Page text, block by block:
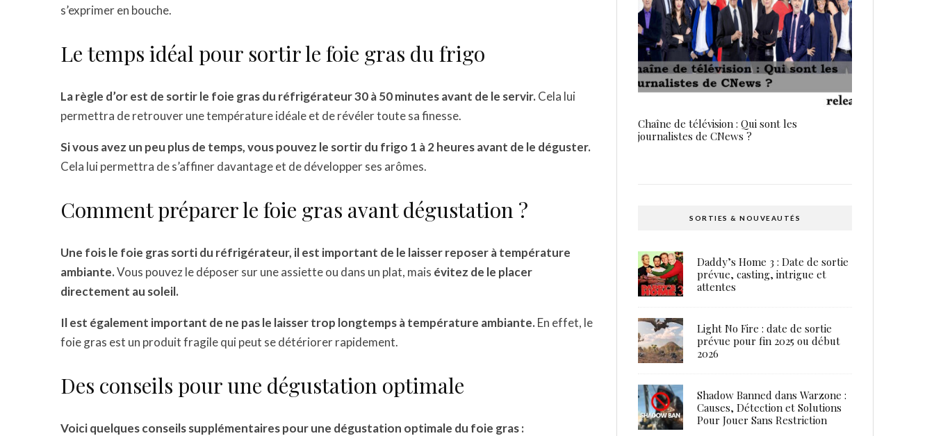
s’exprimer en bouche.
Le temps idéal pour sortir le foie gras du frigo
La règle d’or est de sortir le foie gras du réfrigérateur 30 à 50 minutes avant de le servir.Cela lui
permettra de retrouver une température idéale et de révéler toute sa finesse.
Si vous avez un peu plus de temps, vous pouvez le sortir du frigo 1 à 2 heures avant de le déguster.
Cela lui permettra de s’affiner davantage et de développer ses arômes.
Comment préparer le foie gras avant dégustation ?
Une fois le foie gras sorti du réfrigérateur, il est important de le laisser reposer à température
ambiante.Vous pouvez le déposer sur une assiette ou dans un plat, mais évitez de le placer
directement au soleil.
Il est également important de ne pas le laisser trop longtemps à température ambiante.En effet, le
foie gras est un produit fragile qui peut se détériorer rapidement.
Des conseils pour une dégustation optimale
Voici quelques conseils supplémentaires pour une dégustation optimale du foie gras :
Chaîne de télévision : Qui sont les
journalistes de CNews ?
SORTIES & NOUVEAUTÉS
Daddy’s Home 3 : Date de sortie
prévue, casting, intrigue et
attentes
Light No Fire : date de sortie
prévue pour fin 2025 ou début
2026
Shadow Banned dans Warzone :
Causes, Détection et Solutions
Pour Jouer Sans Restriction